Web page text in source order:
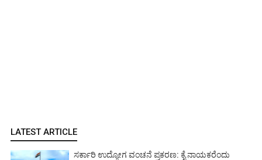
LATEST ARTICLE
ಸರ್ಕಾರಿ ಉದ್ಯೋಗ ವಂಚನೆ ಪ್ರಕರಣ: ಕೈ ನಾಯಕರೆಂದು